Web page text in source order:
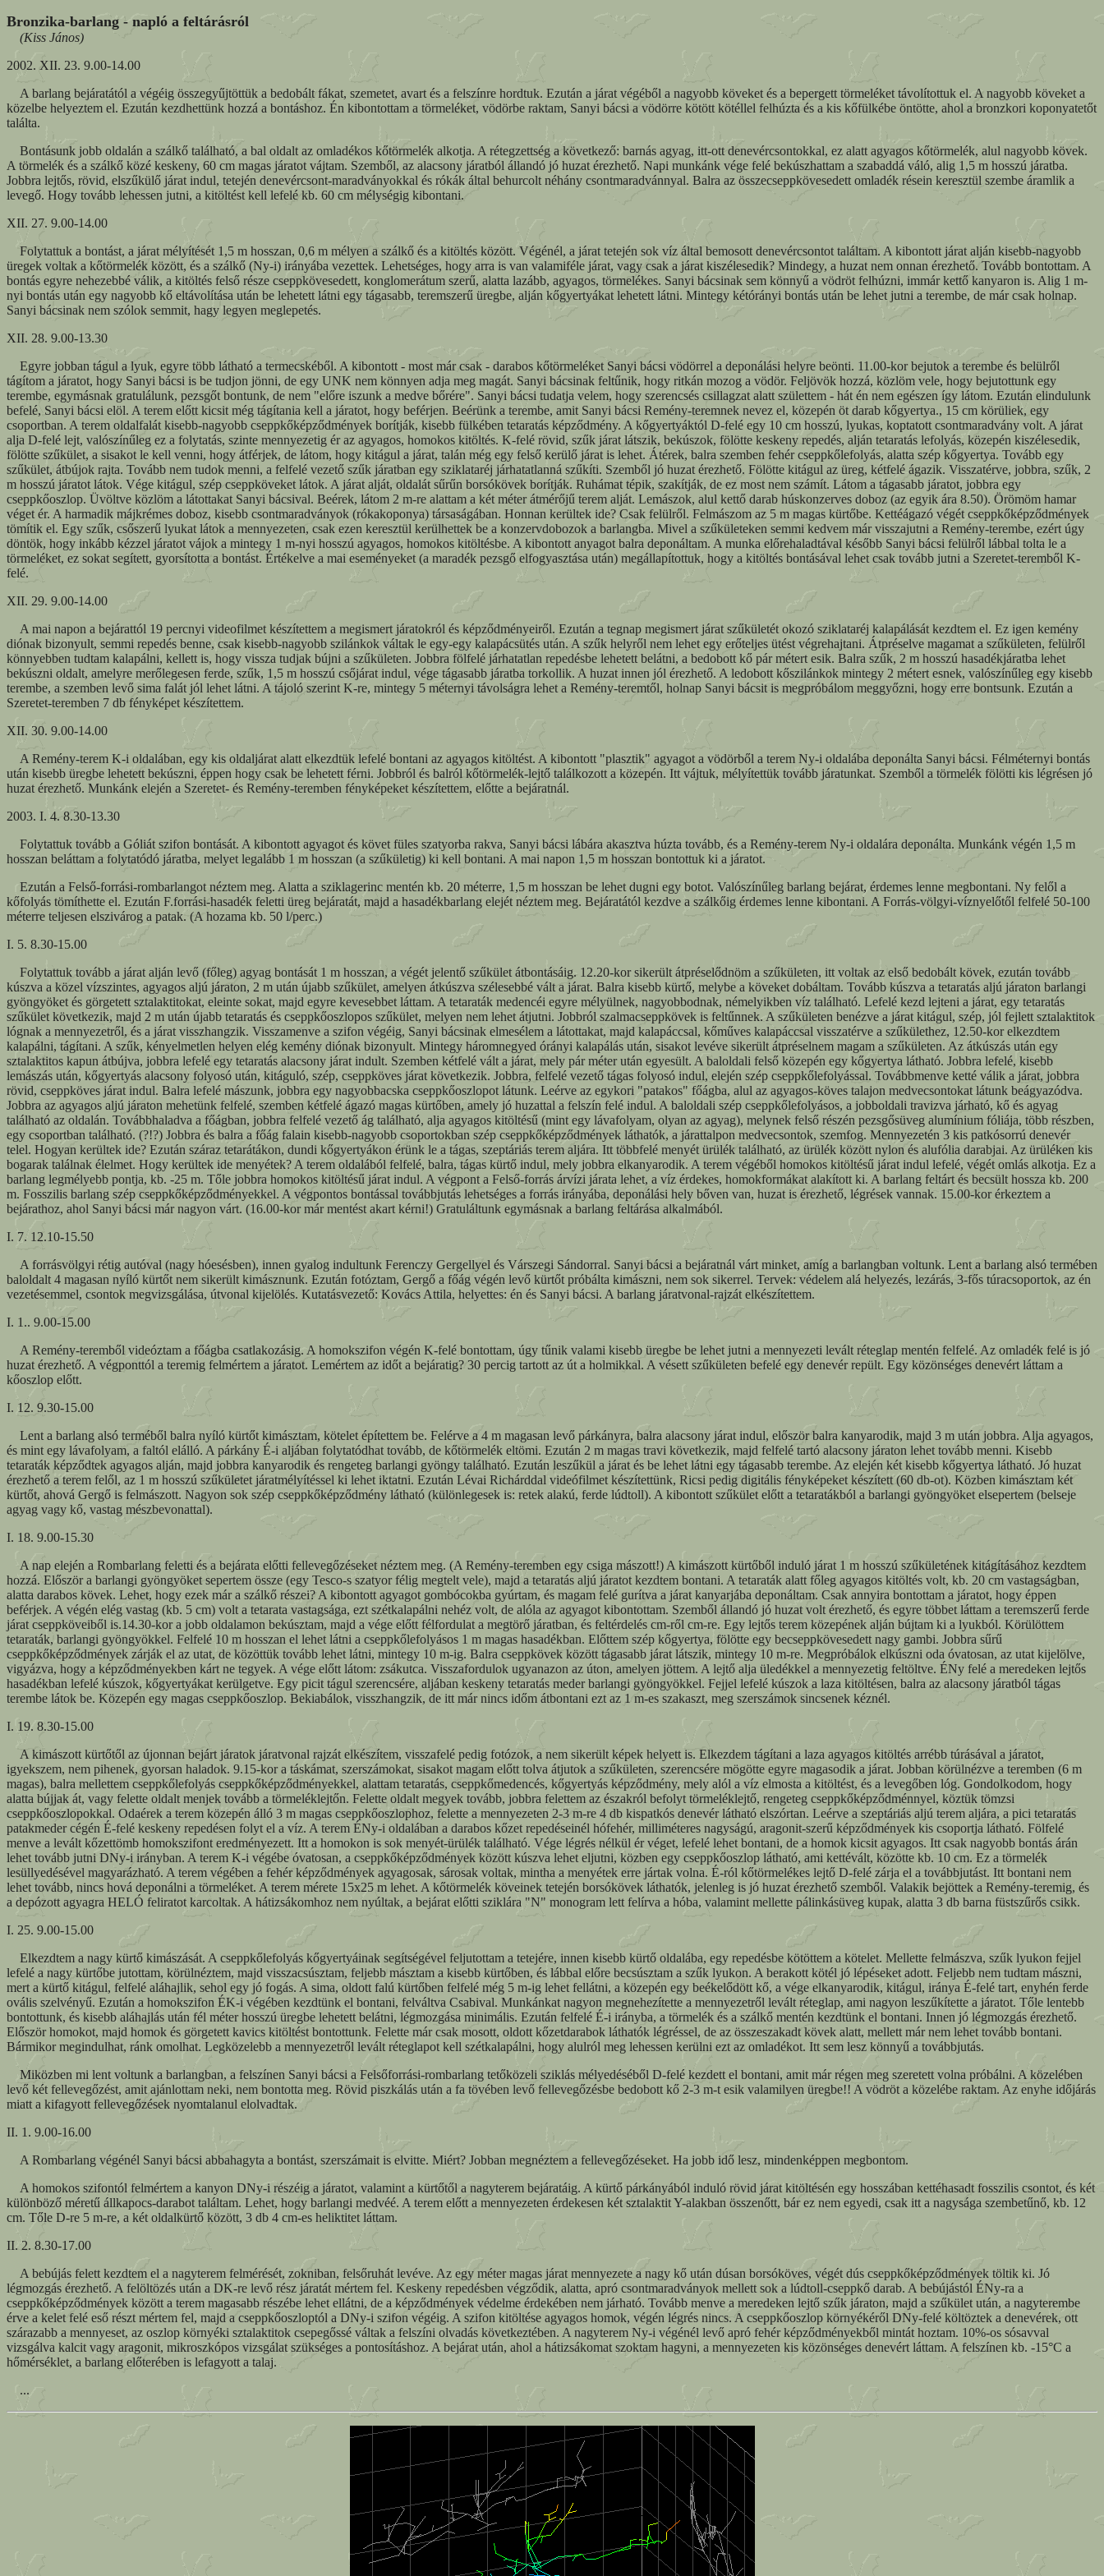
Bronzika-barlang - napló a feltárásról
(Kiss János)
2002. XII. 23. 9.00-14.00
A barlang bejáratától a végéig összegyűjtöttük a bedobált fákat, szemetet, avart és a felszínre hordtuk. Ezután a járat végéből a nagyobb köveket és a bepergett törmeléket távolítottuk el. A nagyobb köveket a
közelbe helyeztem el. Ezután kezdhettünk hozzá a bontáshoz. Én kibontottam a törmeléket, vödörbe raktam, Sanyi bácsi a vödörre kötött kötéllel felhúzta és a kis kőfülkébe öntötte, ahol a bronzkori koponyatetőt
találta.
Bontásunk jobb oldalán a szálkő található, a bal oldalt az omladékos kőtörmelék alkotja. A rétegzettség a következő: barnás agyag, itt-ott denevércsontokkal, ez alatt agyagos kőtörmelék, alul nagyobb kövek.
A törmelék és a szálkő közé keskeny, 60 cm magas járatot vájtam. Szemből, az alacsony járatból állandó jó huzat érezhető. Napi munkánk vége felé bekúszhattam a szabaddá váló, alig 1,5 m hosszú járatba.
Jobbra lejtős, rövid, elszűkülő járat indul, tetején denevércsont-maradványokkal és rókák által behurcolt néhány csontmaradvánnyal. Balra az összecseppkövesedett omladék résein keresztül szembe áramlik a
levegő. Hogy tovább lehessen jutni, a kitöltést kell lefelé kb. 60 cm mélységig kibontani.
XII. 27. 9.00-14.00
Folytattuk a bontást, a járat mélyítését 1,5 m hosszan, 0,6 m mélyen a szálkő és a kitöltés között. Végénél, a járat tetején sok víz által bemosott denevércsontot találtam. A kibontott járat alján kisebb-nagyobb
üregek voltak a kőtörmelék között, és a szálkő (Ny-i) irányába vezettek. Lehetséges, hogy arra is van valamiféle járat, vagy csak a járat kiszélesedik? Mindegy, a huzat nem onnan érezhető. Tovább bontottam. A
bontás egyre nehezebbé válik, a kitöltés felső része cseppkövesedett, konglomerátum szerű, alatta lazább, agyagos, törmelékes. Sanyi bácsinak sem könnyű a vödröt felhúzni, immár kettő kanyaron is. Alig 1 m-
nyi bontás után egy nagyobb kő eltávolítása után be lehetett látni egy tágasabb, teremszerű üregbe, alján kőgyertyákat lehetett látni. Mintegy kétórányi bontás után be lehet jutni a terembe, de már csak holnap.
Sanyi bácsinak nem szólok semmit, hagy legyen meglepetés.
XII. 28. 9.00-13.30
Egyre jobban tágul a lyuk, egyre több látható a termecskéből. A kibontott - most már csak - darabos kőtörmeléket Sanyi bácsi vödörrel a deponálási helyre beönti. 11.00-kor bejutok a terembe és belülről
tágítom a járatot, hogy Sanyi bácsi is be tudjon jönni, de egy UNK nem könnyen adja meg magát. Sanyi bácsinak feltűnik, hogy ritkán mozog a vödör. Feljövök hozzá, közlöm vele, hogy bejutottunk egy
terembe, egymásnak gratulálunk, pezsgőt bontunk, de nem "előre iszunk a medve bőrére". Sanyi bácsi tudatja velem, hogy szerencsés csillagzat alatt születtem - hát én nem egészen így látom. Ezután elindulunk
befelé, Sanyi bácsi elöl. A terem előtt kicsit még tágítania kell a járatot, hogy beférjen. Beérünk a terembe, amit Sanyi bácsi Remény-teremnek nevez el, közepén öt darab kőgyertya., 15 cm körüliek, egy
csoportban. A terem oldalfalát kisebb-nagyobb cseppkőképződmények borítják, kisebb fülkében tetaratás képződmény. A kőgyertyáktól D-felé egy 10 cm hosszú, lyukas, koptatott csontmaradvány volt. A járat
alja D-felé lejt, valószínűleg ez a folytatás, szinte mennyezetig ér az agyagos, homokos kitöltés. K-felé rövid, szűk járat látszik, bekúszok, fölötte keskeny repedés, alján tetaratás lefolyás, közepén kiszélesedik,
fölötte szűkület, a sisakot le kell venni, hogy átférjek, de látom, hogy kitágul a járat, talán még egy felső kerülő járat is lehet. Átérek, balra szemben fehér cseppkőlefolyás, alatta szép kőgyertya. Tovább egy
szűkület, átbújok rajta. Tovább nem tudok menni, a felfelé vezető szűk járatban egy sziklataréj járhatatlanná szűkíti. Szemből jó huzat érezhető. Fölötte kitágul az üreg, kétfelé ágazik. Visszatérve, jobbra, szűk, 2
m hosszú járatot látok. Vége kitágul, szép cseppköveket látok. A járat alját, oldalát sűrűn borsókövek borítják. Ruhámat tépik, szakítják, de ez most nem számít. Látom a tágasabb járatot, jobbra egy
cseppkőoszlop. Üvöltve közlöm a látottakat Sanyi bácsival. Beérek, látom 2 m-re alattam a két méter átmérőjű terem alját. Lemászok, alul kettő darab húskonzerves doboz (az egyik ára 8.50). Örömöm hamar
véget ér. A harmadik májkrémes doboz, kisebb csontmaradványok (rókakoponya) társaságában. Honnan kerültek ide? Csak felülről. Felmászom az 5 m magas kürtőbe. Kettéágazó végét cseppkőképződmények
tömítik el. Egy szűk, csőszerű lyukat látok a mennyezeten, csak ezen keresztül kerülhettek be a konzervdobozok a barlangba. Mivel a szűkületeken semmi kedvem már visszajutni a Remény-terembe, ezért úgy
döntök, hogy inkább kézzel járatot vájok a mintegy 1 m-nyi hosszú agyagos, homokos kitöltésbe. A kibontott anyagot balra deponáltam. A munka előrehaladtával később Sanyi bácsi felülről lábbal tolta le a
törmeléket, ez sokat segített, gyorsította a bontást. Értékelve a mai eseményeket (a maradék pezsgő elfogyasztása után) megállapítottuk, hogy a kitöltés bontásával lehet csak tovább jutni a Szeretet-teremből K-
felé.
XII. 29. 9.00-14.00
A mai napon a bejárattól 19 percnyi videofilmet készítettem a megismert járatokról és képződményeiről. Ezután a tegnap megismert járat szűkületét okozó sziklataréj kalapálását kezdtem el. Ez igen kemény
diónak bizonyult, semmi repedés benne, csak kisebb-nagyobb szilánkok váltak le egy-egy kalapácsütés után. A szűk helyről nem lehet egy erőteljes ütést végrehajtani. Átpréselve magamat a szűkületen, felülről
könnyebben tudtam kalapálni, kellett is, hogy vissza tudjak bújni a szűkületen. Jobbra fölfelé járhatatlan repedésbe lehetett belátni, a bedobott kő pár métert esik. Balra szűk, 2 m hosszú hasadékjáratba lehet
bekúszni oldalt, amelyre merőlegesen ferde, szűk, 1,5 m hosszú csőjárat indul, vége tágasabb járatba torkollik. A huzat innen jól érezhető. A ledobott kőszilánkok mintegy 2 métert esnek, valószínűleg egy kisebb
terembe, a szemben levő sima falát jól lehet látni. A tájoló szerint K-re, mintegy 5 méternyi távolságra lehet a Remény-teremtől, holnap Sanyi bácsit is megpróbálom meggyőzni, hogy erre bontsunk. Ezután a
Szeretet-teremben 7 db fényképet készítettem.
XII. 30. 9.00-14.00
A Remény-terem K-i oldalában, egy kis oldaljárat alatt elkezdtük lefelé bontani az agyagos kitöltést. A kibontott "plasztik" agyagot a vödörből a terem Ny-i oldalába deponálta Sanyi bácsi. Félméternyi bontás
után kisebb üregbe lehetett bekúszni, éppen hogy csak be lehetett férni. Jobbról és balról kőtörmelék-lejtő találkozott a közepén. Itt vájtuk, mélyítettük tovább járatunkat. Szemből a törmelék fölötti kis légrésen jó
huzat érezhető. Munkánk elején a Szeretet- és Remény-teremben fényképeket készítettem, előtte a bejáratnál.
2003. I. 4. 8.30-13.30
Folytattuk tovább a Góliát szifon bontását. A kibontott agyagot és követ füles szatyorba rakva, Sanyi bácsi lábára akasztva húzta tovább, és a Remény-terem Ny-i oldalára deponálta. Munkánk végén 1,5 m
hosszan beláttam a folytatódó járatba, melyet legalább 1 m hosszan (a szűkületig) ki kell bontani. A mai napon 1,5 m hosszan bontottuk ki a járatot.
Ezután a Felső-forrási-rombarlangot néztem meg. Alatta a sziklagerinc mentén kb. 20 méterre, 1,5 m hosszan be lehet dugni egy botot. Valószínűleg barlang bejárat, érdemes lenne megbontani. Ny felől a
kőfolyás tömíthette el. Ezután F.forrási-hasadék feletti üreg bejáratát, majd a hasadékbarlang elejét néztem meg. Bejáratától kezdve a szálkőig érdemes lenne kibontani. A Forrás-völgyi-víznyelőtől felfelé 50-100
méterre teljesen elszivárog a patak. (A hozama kb. 50 l/perc.)
I. 5. 8.30-15.00
Folytattuk tovább a járat alján levő (főleg) agyag bontását 1 m hosszan, a végét jelentő szűkület átbontásáig. 12.20-kor sikerült átpréselődnöm a szűkületen, itt voltak az első bedobált kövek, ezután tovább
kúszva a közel vízszintes, agyagos aljú járaton, 2 m után újabb szűkület, amelyen átkúszva szélesebbé vált a járat. Balra kisebb kürtő, melybe a köveket dobáltam. Tovább kúszva a tetaratás aljú járaton barlangi
gyöngyöket és görgetett sztalaktitokat, eleinte sokat, majd egyre kevesebbet láttam. A tetaraták medencéi egyre mélyülnek, nagyobbodnak, némelyikben víz található. Lefelé kezd lejteni a járat, egy tetaratás
szűkület következik, majd 2 m után újabb tetaratás és cseppkőoszlopos szűkület, melyen nem lehet átjutni. Jobbról szalmacseppkövek is feltűnnek. A szűkületen benézve a járat kitágul, szép, jól fejlett sztalaktitok
lógnak a mennyezetről, és a járat visszhangzik. Visszamenve a szifon végéig, Sanyi bácsinak elmesélem a látottakat, majd kalapáccsal, kőműves kalapáccsal visszatérve a szűkülethez, 12.50-kor elkezdtem
kalapálni, tágítani. A szűk, kényelmetlen helyen elég kemény diónak bizonyult. Mintegy háromnegyed órányi kalapálás után, sisakot levéve sikerült átpréselnem magam a szűkületen. Az átkúszás után egy
sztalaktitos kapun átbújva, jobbra lefelé egy tetaratás alacsony járat indult. Szemben kétfelé vált a járat, mely pár méter után egyesült. A baloldali felső közepén egy kőgyertya látható. Jobbra lefelé, kisebb
lemászás után, kőgyertyás alacsony folyosó után, kitáguló, szép, cseppköves járat következik. Jobbra, felfelé vezető tágas folyosó indul, elején szép cseppkőlefolyással. Továbbmenve ketté válik a járat, jobbra
rövid, cseppköves járat indul. Balra lefelé mászunk, jobbra egy nagyobbacska cseppkőoszlopot látunk. Leérve az egykori "patakos" főágba, alul az agyagos-köves talajon medvecsontokat látunk beágyazódva.
Jobbra az agyagos aljú járaton mehetünk felfelé, szemben kétfelé ágazó magas kürtőben, amely jó huzattal a felszín felé indul. A baloldali szép cseppkőlefolyásos, a jobboldali travizva járható, kő és agyag
található az oldalán. Továbbhaladva a főágban, jobbra felfelé vezető ág található, alja agyagos kitöltésű (mint egy lávafolyam, olyan az agyag), melynek felső részén pezsgősüveg alumínium fóliája, több részben,
egy csoportban található. (?!?) Jobbra és balra a főág falain kisebb-nagyobb csoportokban szép cseppkőképződmények láthatók, a járattalpon medvecsontok, szemfog. Mennyezetén 3 kis patkósorrú denevér
telel. Hogyan kerültek ide? Ezután száraz tetarátákon, dundi kőgyertyákon érünk le a tágas, szeptáriás terem aljára. Itt többfelé menyét ürülék található, az ürülék között nylon és alufólia darabjai. Az ürüléken kis
bogarak találnak élelmet. Hogy kerültek ide menyétek? A terem oldalából felfelé, balra, tágas kürtő indul, mely jobbra elkanyarodik. A terem végéből homokos kitöltésű járat indul lefelé, végét omlás alkotja. Ez a
barlang legmélyebb pontja, kb. -25 m. Tőle jobbra homokos kitöltésű járat indul. A végpont a Felső-forrás árvízi járata lehet, a víz érdekes, homokformákat alakított ki. A barlang feltárt és becsült hossza kb. 200
m. Fosszilis barlang szép cseppkőképződményekkel. A végpontos bontással továbbjutás lehetséges a forrás irányába, deponálási hely bőven van, huzat is érezhető, légrések vannak. 15.00-kor érkeztem a
bejárathoz, ahol Sanyi bácsi már nagyon várt. (16.00-kor már mentést akart kérni!) Gratuláltunk egymásnak a barlang feltárása alkalmából.
I. 7. 12.10-15.50
A forrásvölgyi rétig autóval (nagy hóesésben), innen gyalog indultunk Ferenczy Gergellyel és Várszegi Sándorral. Sanyi bácsi a bejáratnál várt minket, amíg a barlangban voltunk. Lent a barlang alsó termében
baloldalt 4 magasan nyíló kürtőt nem sikerült kimásznunk. Ezután fotóztam, Gergő a főág végén levő kürtőt próbálta kimászni, nem sok sikerrel. Tervek: védelem alá helyezés, lezárás, 3-fős túracsoportok, az én
vezetésemmel, csontok megvizsgálása, útvonal kijelölés. Kutatásvezető: Kovács Attila, helyettes: én és Sanyi bácsi. A barlang járatvonal-rajzát elkészítettem.
I. 1.. 9.00-15.00
A Remény-teremből videóztam a főágba csatlakozásig. A homokszifon végén K-felé bontottam, úgy tűnik valami kisebb üregbe be lehet jutni a mennyezeti levált réteglap mentén felfelé. Az omladék felé is jó
huzat érezhető. A végponttól a teremig felmértem a járatot. Lemértem az időt a bejáratig? 30 percig tartott az út a holmikkal. A vésett szűkületen befelé egy denevér repült. Egy közönséges denevért láttam a
kőoszlop előtt.
I. 12. 9.30-15.00
Lent a barlang alsó terméből balra nyíló kürtőt kimásztam, kötelet építettem be. Felérve a 4 m magasan levő párkányra, balra alacsony járat indul, először balra kanyarodik, majd 3 m után jobbra. Alja agyagos,
és mint egy lávafolyam, a faltól elálló. A párkány É-i aljában folytatódhat tovább, de kőtörmelék eltömi. Ezután 2 m magas travi következik, majd felfelé tartó alacsony járaton lehet tovább menni. Kisebb
tetaraták képződtek agyagos alján, majd jobbra kanyarodik és rengeteg barlangi gyöngy található. Ezután leszűkül a járat és be lehet látni egy tágasabb terembe. Az elején két kisebb kőgyertya látható. Jó huzat
érezhető a terem felől, az 1 m hosszú szűkületet járatmélyítéssel ki lehet iktatni. Ezután Lévai Richárddal videófilmet készítettünk, Ricsi pedig digitális fényképeket készített (60 db-ot). Közben kimásztam két
kürtőt, ahová Gergő is felmászott. Nagyon sok szép cseppkőképződmény látható (különlegesek is: retek alakú, ferde lúdtoll). A kibontott szűkület előtt a tetaratákból a barlangi gyöngyöket elsepertem (belseje
agyag vagy kő, vastag mészbevonattal).
I. 18. 9.00-15.30
A nap elején a Rombarlang feletti és a bejárata előtti fellevegőzéseket néztem meg. (A Remény-teremben egy csiga mászott!) A kimászott kürtőből induló járat 1 m hosszú szűkületének kitágításához kezdtem
hozzá. Először a barlangi gyöngyöket sepertem össze (egy Tesco-s szatyor félig megtelt vele), majd a tetaratás aljú járatot kezdtem bontani. A tetaraták alatt főleg agyagos kitöltés volt, kb. 20 cm vastagságban,
alatta darabos kövek. Lehet, hogy ezek már a szálkő részei? A kibontott agyagot gombócokba gyúrtam, és magam felé gurítva a járat kanyarjába deponáltam. Csak annyira bontottam a járatot, hogy éppen
beférjek. A végén elég vastag (kb. 5 cm) volt a tetarata vastagsága, ezt szétkalapálni nehéz volt, de alóla az agyagot kibontottam. Szemből állandó jó huzat volt érezhető, és egyre többet láttam a teremszerű ferde
járat cseppköveiből is.14.30-kor a jobb oldalamon bekúsztam, majd a vége előtt félfordulat a megtörő járatban, és feltérdelés cm-ről cm-re. Egy lejtős terem közepének alján bújtam ki a lyukból. Körülöttem
tetaraták, barlangi gyöngyökkel. Felfelé 10 m hosszan el lehet látni a cseppkőlefolyásos 1 m magas hasadékban. Előttem szép kőgyertya, fölötte egy becseppkövesedett nagy gambi. Jobbra sűrű
cseppkőképződmények zárják el az utat, de közöttük tovább lehet látni, mintegy 10 m-ig. Balra cseppkövek között tágasabb járat látszik, mintegy 10 m-re. Megpróbálok elkúszni oda óvatosan, az utat kijelölve,
vigyázva, hogy a képződményekben kárt ne tegyek. A vége előtt látom: zsákutca. Visszafordulok ugyanazon az úton, amelyen jöttem. A lejtő alja üledékkel a mennyezetig feltöltve. ÉNy felé a meredeken lejtős
hasadékban lefelé kúszok, kőgyertyákat kerülgetve. Egy picit tágul szerencsére, aljában keskeny tetaratás meder barlangi gyöngyökkel. Fejjel lefelé kúszok a laza kitöltésen, balra az alacsony járatból tágas
terembe látok be. Közepén egy magas cseppkőoszlop. Bekiabálok, visszhangzik, de itt már nincs időm átbontani ezt az 1 m-es szakaszt, meg szerszámok sincsenek kéznél.
I. 19. 8.30-15.00
A kimászott kürtőtől az újonnan bejárt járatok járatvonal rajzát elkészítem, visszafelé pedig fotózok, a nem sikerült képek helyett is. Elkezdem tágítani a laza agyagos kitöltés arrébb túrásával a járatot,
igyekszem, nem pihenek, gyorsan haladok. 9.15-kor a táskámat, szerszámokat, sisakot magam előtt tolva átjutok a szűkületen, szerencsére mögötte egyre magasodik a járat. Jobban körülnézve a teremben (6 m
magas), balra mellettem cseppkőlefolyás cseppkőképződményekkel, alattam tetaratás, cseppkőmedencés, kőgyertyás képződmény, mely alól a víz elmosta a kitöltést, és a levegőben lóg. Gondolkodom, hogy
alatta bújjak át, vagy felette oldalt menjek tovább a törmeléklejtőn. Felette oldalt megyek tovább, jobbra felettem az északról befolyt törmeléklejtő, rengeteg cseppkőképződménnyel, köztük tömzsi
cseppkőoszlopokkal. Odaérek a terem közepén álló 3 m magas cseppkőoszlophoz, felette a mennyezeten 2-3 m-re 4 db kispatkós denevér látható elszórtan. Leérve a szeptáriás aljú terem aljára, a pici tetaratás
patakmeder cégén É-felé keskeny repedésen folyt el a víz. A terem ÉNy-i oldalában a darabos kőzet repedéseinél hófehér, milliméteres nagyságú, aragonit-szerű képződmények kis csoportja látható. Fölfelé
menve a levált kőzettömb homokszifont eredményezett. Itt a homokon is sok menyét-ürülék található. Vége légrés nélkül ér véget, lefelé lehet bontani, de a homok kicsit agyagos. Itt csak nagyobb bontás árán
lehet tovább jutni DNy-i irányban. A terem K-i végébe óvatosan, a cseppkőképződmények között kúszva lehet eljutni, közben egy cseppkőoszlop látható, ami kettévált, közötte kb. 10 cm. Ez a törmelék
lesüllyedésével magyarázható. A terem végében a fehér képződmények agyagosak, sárosak voltak, mintha a menyétek erre jártak volna. É-ról kőtörmelékes lejtő D-felé zárja el a továbbjutást. Itt bontani nem
lehet tovább, nincs hová deponálni a törmeléket. A terem mérete 15x25 m lehet. A kőtörmelék köveinek tetején borsókövek láthatók, jelenleg is jó huzat érezhető szemből. Valakik bejöttek a Remény-teremig, és
a depózott agyagra HELÓ feliratot karcoltak. A hátizsákomhoz nem nyúltak, a bejárat előtti sziklára "N" monogram lett felírva a hóba, valamint mellette pálinkásüveg kupak, alatta 3 db barna füstszűrős csikk.
I. 25. 9.00-15.00
Elkezdtem a nagy kürtő kimászását. A cseppkőlefolyás kőgyertyáinak segítségével feljutottam a tetejére, innen kisebb kürtő oldalába, egy repedésbe kötöttem a kötelet. Mellette felmászva, szűk lyukon fejjel
lefelé a nagy kürtőbe jutottam, körülnéztem, majd visszacsúsztam, feljebb másztam a kisebb kürtőben, és lábbal előre becsúsztam a szűk lyukon. A berakott kötél jó lépéseket adott. Feljebb nem tudtam mászni,
mert a kürtő kitágul, felfelé aláhajlik, sehol egy jó fogás. A sima, oldott falú kürtőben felfelé még 5 m-ig lehet fellátni, a közepén egy beékelődött kő, a vége elkanyarodik, kitágul, iránya É-felé tart, enyhén ferde
ovális szelvényű. Ezután a homokszifon ÉK-i végében kezdtünk el bontani, felváltva Csabival. Munkánkat nagyon megnehezítette a mennyezetről levált réteglap, ami nagyon leszűkítette a járatot. Tőle lentebb
bontottunk, és kisebb aláhajlás után fél méter hosszú üregbe lehetett belátni, légmozgása minimális. Ezután felfelé É-i irányba, a törmelék és a szálkő mentén kezdtünk el bontani. Innen jó légmozgás érezhető.
Először homokot, majd homok és görgetett kavics kitöltést bontottunk. Felette már csak mosott, oldott kőzetdarabok láthatók légréssel, de az összeszakadt kövek alatt, mellett már nem lehet tovább bontani.
Bármikor megindulhat, ránk omolhat. Legközelebb a mennyezetről levált réteglapot kell szétkalapálni, hogy alulról meg lehessen kerülni ezt az omladékot. Itt sem lesz könnyű a továbbjutás.
Miközben mi lent voltunk a barlangban, a felszínen Sanyi bácsi a Felsőforrási-rombarlang tetőközeli sziklás mélyedéséből D-felé kezdett el bontani, amit már régen meg szeretett volna próbálni. A közelében
levő két fellevegőzést, amit ajánlottam neki, nem bontotta meg. Rövid piszkálás után a fa tövében levő fellevegőzésbe bedobott kő 2-3 m-t esik valamilyen üregbe!! A vödröt a közelébe raktam. Az enyhe időjárás
miatt a kifagyott fellevegőzések nyomtalanul elolvadtak.
II. 1. 9.00-16.00
A Rombarlang végénél Sanyi bácsi abbahagyta a bontást, szerszámait is elvitte. Miért? Jobban megnéztem a fellevegőzéseket. Ha jobb idő lesz, mindenképpen megbontom.
A homokos szifontól felmértem a kanyon DNy-i részéig a járatot, valamint a kürtőtől a nagyterem bejáratáig. A kürtő párkányából induló rövid járat kitöltésén egy hosszában kettéhasadt fosszilis csontot, és két
különböző méretű állkapocs-darabot találtam. Lehet, hogy barlangi medvéé. A terem előtt a mennyezeten érdekesen két sztalaktit Y-alakban összenőtt, bár ez nem egyedi, csak itt a nagysága szembetűnő, kb. 12
cm. Tőle D-re 5 m-re, a két oldalkürtő között, 3 db 4 cm-es heliktitet láttam.
II. 2. 8.30-17.00
A bebújás felett kezdtem el a nagyterem felmérését, zokniban, felsőruhát levéve. Az egy méter magas járat mennyezete a nagy kő után dúsan borsóköves, végét dús cseppkőképződmények töltik ki. Jó
légmozgás érezhető. A felöltözés után a DK-re levő rész járatát mértem fel. Keskeny repedésben végződik, alatta, apró csontmaradványok mellett sok a lúdtoll-cseppkő darab. A bebújástól ÉNy-ra a
cseppkőképződmények között a terem magasabb részébe lehet ellátni, de a képződmények védelme érdekében nem járható. Tovább menve a meredeken lejtő szűk járaton, majd a szűkület után, a nagyterembe
érve a kelet felé eső részt mértem fel, majd a cseppkőoszloptól a DNy-i szifon végéig. A szifon kitöltése agyagos homok, végén légrés nincs. A cseppkőoszlop környékéről DNy-felé költöztek a denevérek, ott
szárazabb a mennyeset, az oszlop környéki sztalaktitok csepegőssé váltak a felszíni olvadás következtében. A nagyterem Ny-i végénél levő apró fehér képződményekből mintát hoztam. 10%-os sósavval
vizsgálva kalcit vagy aragonit, mikroszkópos vizsgálat szükséges a pontosításhoz. A bejárat után, ahol a hátizsákomat szoktam hagyni, a mennyezeten kis közönséges denevért láttam. A felszínen kb. -15°C a
hőmérséklet, a barlang előterében is lefagyott a talaj.
...